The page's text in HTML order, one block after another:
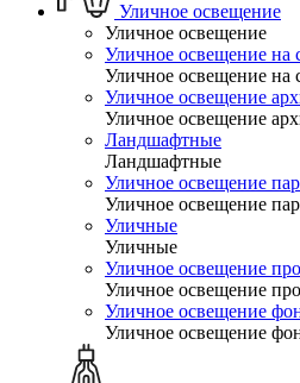
Уличное освещение
Уличное освещение
Уличное освещение на
Уличное освещение на
Уличное освещение
Уличное освещение
Ландшафтные
Ландшафтные
Уличное освещение
Уличное освещение
Уличные
Уличные
Уличное освещение
Уличное освещение
Уличное освещение
Уличное освещение